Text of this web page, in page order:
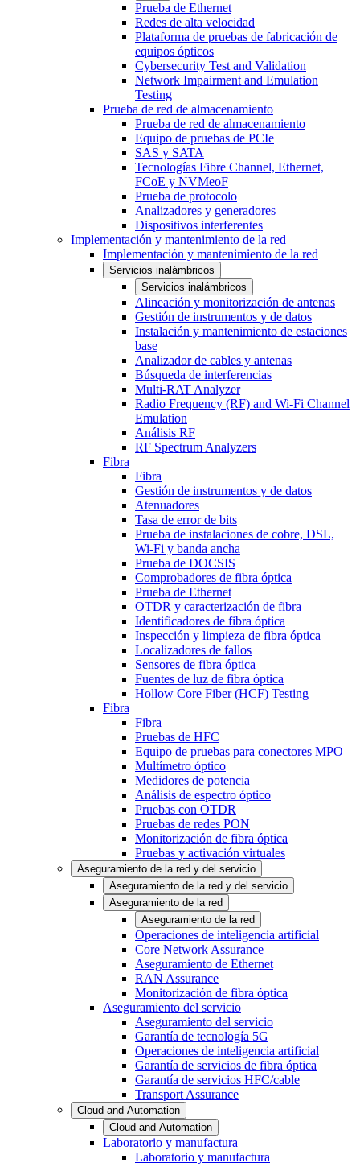
Prueba de Ethernet
Redes de alta velocidad
Plataforma de pruebas de fabricación de
equipos ópticos
Cybersecurity Test and Validation
Network Impairment and Emulation
Testing
Prueba de red de almacenamiento
Prueba de red de almacenamiento
Equipo de pruebas de PCIe
SAS y SATA
Tecnologías Fibre Channel, Ethernet,
FCoE y NVMeoF
Prueba de protocolo
Analizadores y generadores
Dispositivos interferentes
Implementación y mantenimiento de la red
Implementación y mantenimiento de la red
Servicios inalámbricos
Servicios inalámbricos
Alineación y monitorización de antenas
Gestión de instrumentos y de datos
Instalación y mantenimiento de estaciones
base
Analizador de cables y antenas
Búsqueda de interferencias
Multi-RAT Analyzer
Radio Frequency (RF) and Wi-Fi Channel
Emulation
Análisis RF
RF Spectrum Analyzers
Fibra
Fibra
Gestión de instrumentos y de datos
Atenuadores
Tasa de error de bits
Prueba de instalaciones de cobre, DSL,
Wi-Fi y banda ancha
Prueba de DOCSIS
Comprobadores de fibra óptica
Prueba de Ethernet
OTDR y caracterización de fibra
Identificadores de fibra óptica
Inspección y limpieza de fibra óptica
Localizadores de fallos
Sensores de fibra óptica
Fuentes de luz de fibra óptica
Hollow Core Fiber (HCF) Testing
Fibra
Fibra
Pruebas de HFC
Equipo de pruebas para conectores MPO
Multímetro óptico
Medidores de potencia
Análisis de espectro óptico
Pruebas con OTDR
Pruebas de redes PON
Monitorización de fibra óptica
Pruebas y activación virtuales
Aseguramiento de la red y del servicio
Aseguramiento de la red y del servicio
Aseguramiento de la red
Aseguramiento de la red
Operaciones de inteligencia artificial
Core Network Assurance
Aseguramiento de Ethernet
RAN Assurance
Monitorización de fibra óptica
Aseguramiento del servicio
Aseguramiento del servicio
Garantía de tecnología 5G
Operaciones de inteligencia artificial
Garantía de servicios de fibra óptica
Garantía de servicios HFC/cable
Transport Assurance
Cloud and Automation
Cloud and Automation
Laboratorio y manufactura
Laboratorio y manufactura